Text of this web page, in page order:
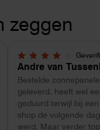
zeggen
4 van 5 sterren
Andre van
Bestelde
geleverd, heeft wel
geduurd terwijl bij
shop de volgende
werd. Maar verder